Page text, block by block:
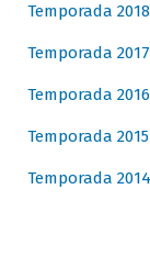
Temporada 2018
Temporada 2017
Temporada 2016
Temporada 2015
Temporada 2014